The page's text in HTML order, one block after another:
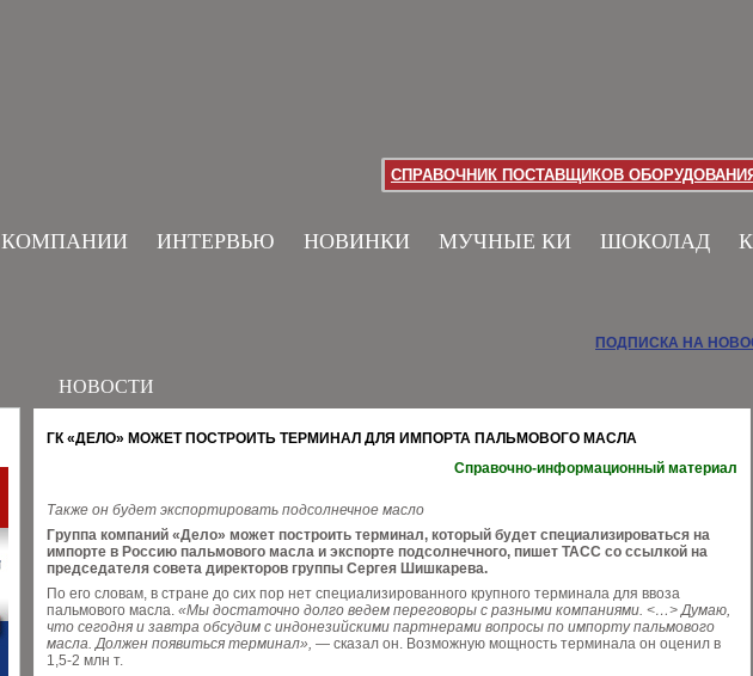
СПРАВОЧНИК ПОСТАВЩИКОВ
КОМПАНИИ ИНТЕРВЬЮ НОВИНКИ МУЧНЫЕ КИ ШОКОЛАД
ПОДПИСКА НА
НОВОСТИ
ГК «ДЕЛО» МОЖЕТ ПОСТРОИТЬ ТЕРМИНАЛ ДЛЯ ИМПОРТА ПАЛЬМОВОГО МАСЛА
Справочно-информационный материал
Также он будет экспортировать подсолнечное масло
Группа компаний «Дело» может построить терминал, который будет специализироваться на
импорте в Россию пальмового масла и экспорте подсолнечного, пишет ТАСС со ссылкой на
председателя совета директоров группы Сергея Шишкарева.
По его словам, в стране до сих пор нет специализированного крупного терминала для ввоза
пальмового масла. «Мы достаточно долго ведем переговоры с разными компаниями. <…> Думаю,
что сегодня и завтра обсудим с индонезийскими партнерами вопросы по импорту пальмового
масла. Должен появиться терминал», — сказал он. Возможную мощность терминала он оценил в
1,5-2 млн т.